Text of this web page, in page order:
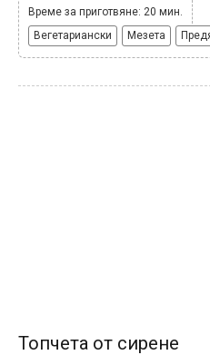
Време за приготвяне: 20 мин.
Вегетариански
Мезета
Топчета от сирене